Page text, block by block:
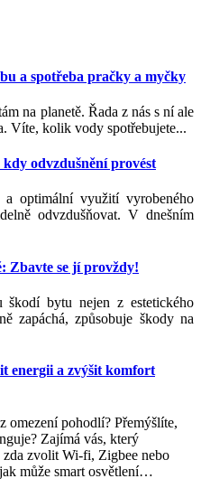
a spotřeba pračky a myčky
na planetě. Řada z nás s ní ale
Víte, kolik vody spotřebujete...
odvzdušnění provést
optimální využití vyrobeného
odvzdušňovat. V dnešním
Zbavte se jí provždy!
škodí bytu nejen z estetického
zapáchá, způsobuje škody na
energii a zvýšit komfort
omezení pohodlí? Přemýšlíte,
Zajímá vás, který
zvolit Wi-fi, Zigbee nebo
může smart osvětlení…